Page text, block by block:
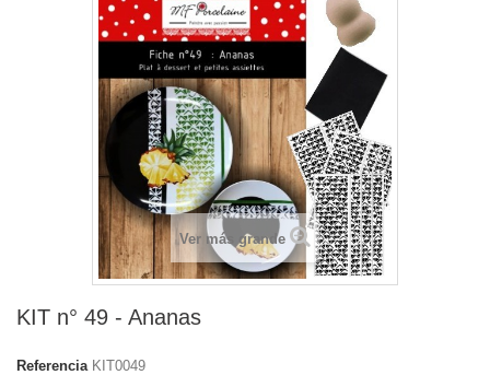
Ver más grande
KIT n° 49 - Ananas
Referencia KIT0049